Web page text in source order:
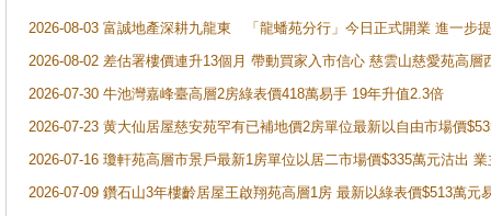
2026-08-03 富誠地產深耕九龍東 「龍蟠苑分行」今日正式開業 進一步
2026-08-02 差估署樓價連升13個月 帶動買家入市信心 慈雲山慈愛苑高層
2026-07-30 牛池灣嘉峰臺高層2房綠表價418萬易手 19年升值2.3倍
2026-07-23 黄大仙居屋慈安苑罕有已補地價2房單位最新以自由市場價
2026-07-16 瓊軒苑高層市景戶最新1房單位以居二市場價$335萬元沽出
2026-07-09 鑽石山3年樓齡居屋王啟翔苑高層1房 最新以綠表價$513萬元